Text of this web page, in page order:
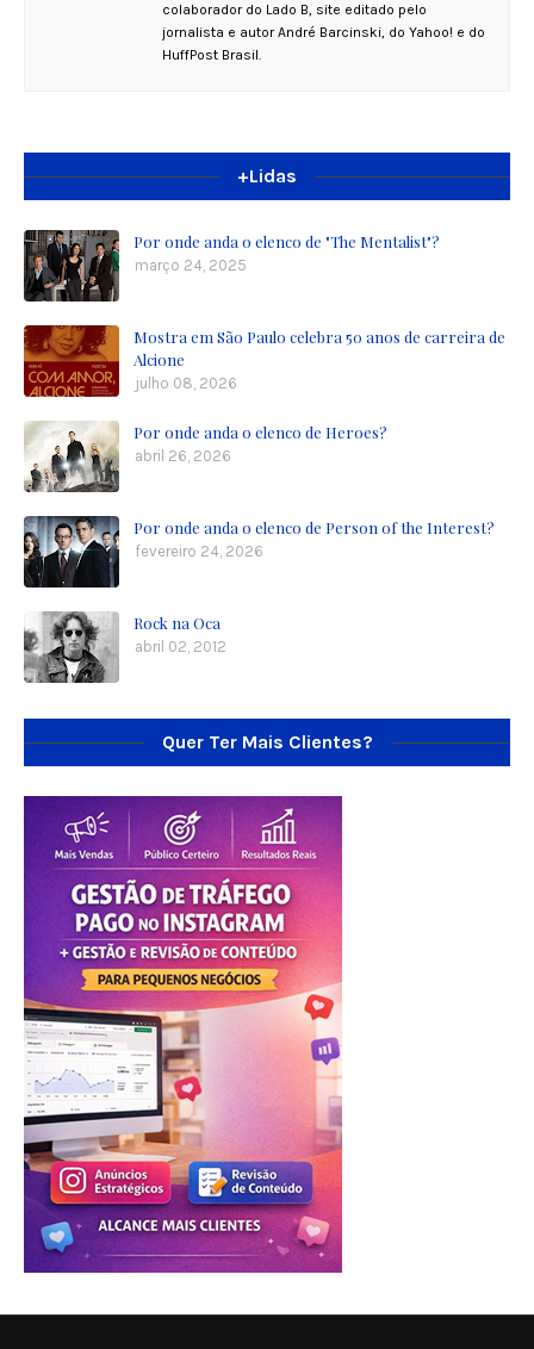
colaborador do Lado B, site editado pelo
jornalista e autor André Barcinski, do Yahoo! e do
HuffPost Brasil.
+Lidas
Por onde anda o elenco de "The Mentalist"?
março 24, 2025
Mostra em São Paulo celebra 50 anos de carreira de
Alcione
julho 08, 2026
Por onde anda o elenco de Heroes?
abril 26, 2026
Por onde anda o elenco de Person of the Interest?
fevereiro 24, 2026
Rock na Oca
abril 02, 2012
Quer Ter Mais Clientes?